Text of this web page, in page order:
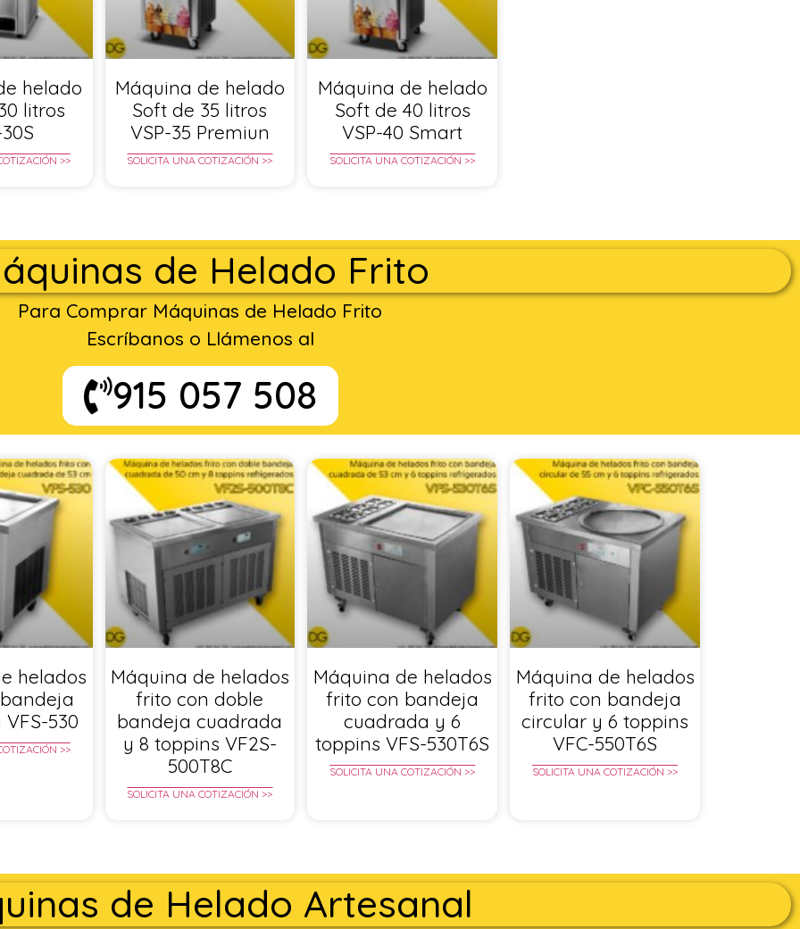
helado
litros
>>
Máquina de helado
Soft de 35 litros
VSP-35 Premiun
SOLICITA UNA COTIZACIÓN >>
Máquina de helado
Soft de 40 litros
VSP-40 Smart
SOLICITA UNA COTIZACIÓN >>
de Helado Frito
Para Comprar Máquinas de Helado Frito
Escríbanos o Llámenos al
915 057 508
helados
530
>>
Máquina de helados
frito con doble
bandeja cuadrada
y 8 toppins VF2S-
500T8C
SOLICITA UNA COTIZACIÓN >>
Máquina de helados
frito con bandeja
cuadrada y 6
toppins VFS-530T6S
SOLICITA UNA COTIZACIÓN >>
Máquina de helados
frito con bandeja
circular y 6 toppins
VFC-550T6S
SOLICITA UNA COTIZACIÓN >>
de Helado Artesanal